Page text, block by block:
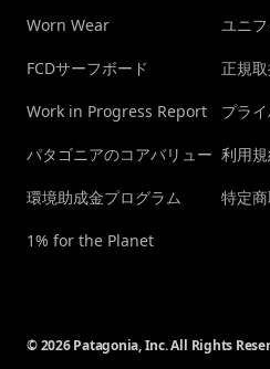
Worn Wear
FCDサーフボード
Work in Progress Report
パタゴニアのコアバリュー
環境助成金プログラム
1% for the Planet
ユニ
正規
プラ
利用
特定
© 2026 Patagonia, Inc. All Rights